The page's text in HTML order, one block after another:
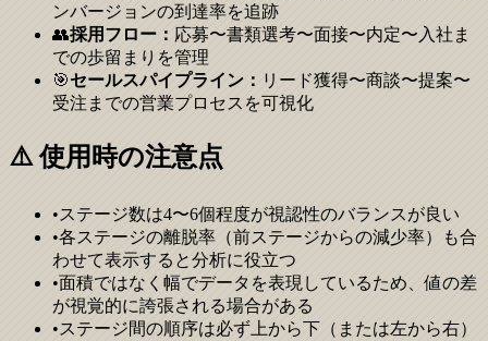
ンバージョンの到達率を追跡
👥採用フロー： 応募〜書類選考〜面接〜内定〜入社ま
での歩留まりを管理
🎯セールスパイプライン： リード獲得〜商談〜提案〜
受注までの営業プロセスを可視化
⚠️ 使用時の注意点
•ステージ数は4〜6個程度が視認性のバランスが良い
•各ステージの離脱率（前ステージからの減少率）も合
わせて表示すると分析に役立つ
•面積ではなく幅でデータを表現しているため、値の差
が視覚的に誇張される場合がある
•ステージ間の順序は必ず上から下（または左から右）